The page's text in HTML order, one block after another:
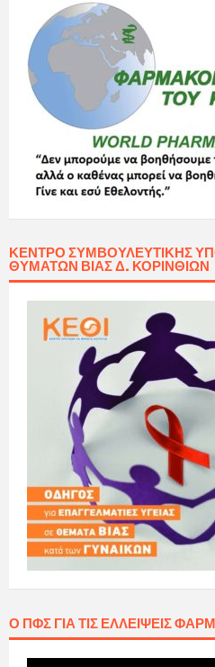
ΚΈΝΤΡΟ ΣΥΜΒΟΥΛΕΥΤΙΚΉΣ
ΘΥΜΆΤΩΝ ΒΊΑΣ Δ. ΚΟΡΙΝΘΊΩΝ
Ο ΠΦΣ ΓΙΑ ΤΙΣ ΕΛΛΕΊΨΕΙΣ